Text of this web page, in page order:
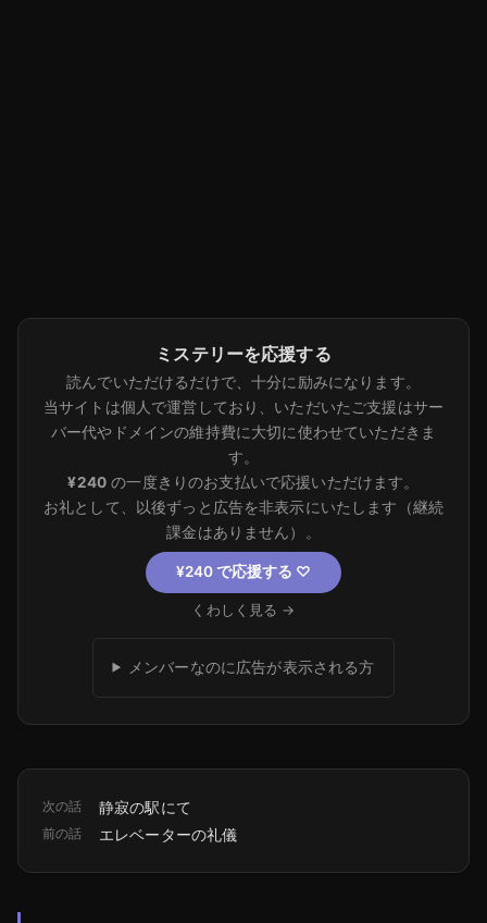
ミステリーを応援する
読んでいただけるだけで、十分に励みになります。
当サイトは個人で運営しており、いただいたご支援はサー
バー代やドメインの維持費に大切に使わせていただきま
す。
¥240 の一度きりのお支払いで応援いただけます。
お礼として、以後ずっと広告を非表示にいたします（継続
課金はありません）。
¥240 で応援する ♡
くわしく見る →
メンバーなのに広告が表示される方
次の話 静寂の駅にて
前の話 エレベーターの礼儀